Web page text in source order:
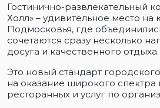
Гостинично-развлекательный
Холл» – удивительное место на
Подмосковья, где
сочетаются сразу несколько
досуга и качественного отдыха.
Это новый стандарт
на оказание широкого спектра
ресторанных и услуг по